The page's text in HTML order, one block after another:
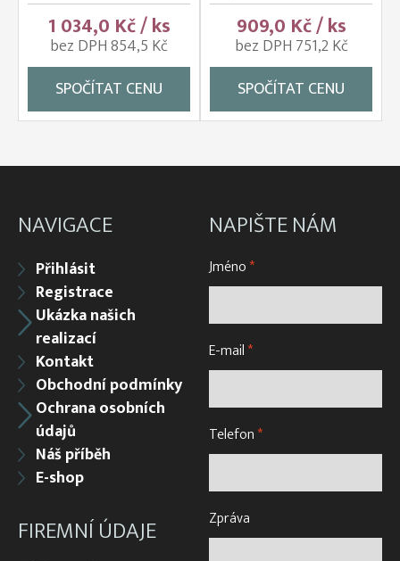
1 034,0 Kč / ks
bez DPH 854,5 Kč
SPOČÍTAT CENU
909,0 Kč / ks
bez DPH 751,2 Kč
SPOČÍTAT CENU
NAVIGACE
Přihlásit
Registrace
Ukázka našich
realizací
Kontakt
Obchodní podmínky
Ochrana osobních
údajů
Náš příběh
E-shop
FIREMNÍ ÚDAJE
NAPIŠTE NÁM
Jméno*
E-mail*
Telefon*
Zpráva